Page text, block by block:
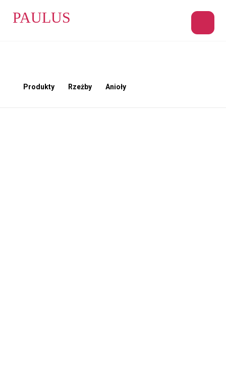
PAULUS
Produkty Rzeżby Anioły